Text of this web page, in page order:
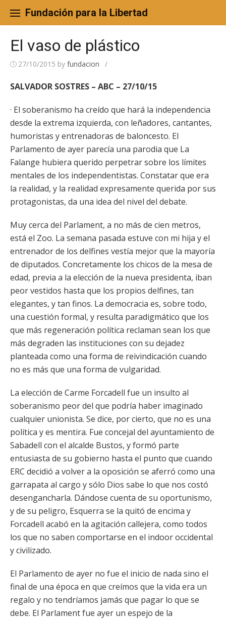
content
Fundación para la Libertad
El vaso de plástico
27/10/2015 by fundacion /
SALVADOR SOSTRES – ABC – 27/10/15
· El soberanismo ha creído que hará la independencia
desde la extrema izquierda, con leñadores, cantantes,
humoristas y entrenadoras de baloncesto. El
Parlamento de ayer parecía una parodia que La
Falange hubiera querido perpetrar sobre los límites
mentales de los independentistas. Constatar que era
la realidad, y la realidad expresamente querida por sus
protagonistas, da una idea del nivel del debate.
Muy cerca del Parlament, a no más de cien metros,
está el Zoo. La semana pasada estuve con mi hija y el
entrenador de los delfines vestía mejor que la mayoría
de diputados. Concretamente los chicos de la mesa de
edad, previa a la elección de la nueva presidenta, iban
peor vestidos hasta que los propios delfines, tan
elegantes, y tan finos. La democracia es, sobre todo,
una cuestión formal, y resulta paradigmático que los
que más regeneración política reclaman sean los que
más degraden las instituciones con su dejadez
planteada como una forma de reivindicación cuando
no es más que una forma de vulgaridad.
La elección de Carme Forcadell fue un insulto al
soberanismo peor del que podría haber imaginado
cualquier unionista. Se dice, por cierto, que no es una
política y es mentira. Fue concejal del ayuntamiento de
Sabadell con el alcalde Bustos, y formó parte
entusiasta de su gobierno hasta el punto que cuando
ERC decidió a volver a la oposición se aferró como una
garrapata al cargo y sólo Dios sabe lo que nos costó
desengancharla. Dándose cuenta de su oportunismo,
y de su peligro, Esquerra se la quitó de encima y
Forcadell acabó en la agitación callejera, como todos
los que no saben comportarse en el indoor occidental
y civilizado.
El Parlamento de ayer no fue el inicio de nada sino el
final de una época en que creímos que la vida era un
regalo y no tendríamos jamás que pagar lo que se
debe. El Parlament fue ayer un espejo de la